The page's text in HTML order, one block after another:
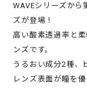
WAVEシリーズか
ズが登場！
高い酸素透過率と
ンズです。
うるおい成分2種、
レンズ表面が瞳を